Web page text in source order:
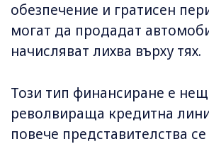
обезпечение и гратисен
могат да продадат
начисляват лихва върху тях.
Този тип финансиране е
револвираща кредитна
повече представителства се